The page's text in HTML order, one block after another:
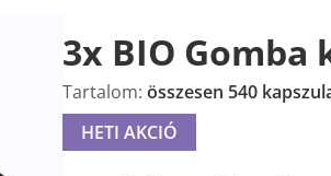
3x BIO Gomba
Tartalom: összesen 540
HETI AKCIÓ